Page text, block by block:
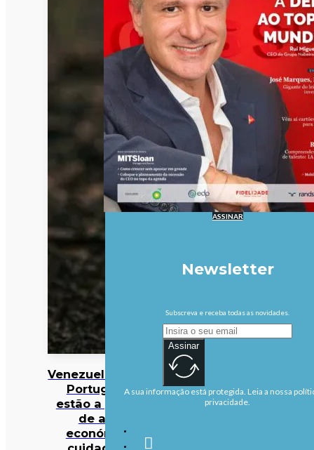
Venezuela/Sismos:
Portugueses
estão a precisar
de apoio
económico e
ASSINAR
Newsletter
Subscreva e receba todas as novidades.
Assinar
A sua informação está protegida. Leia a nossa
privacidade.